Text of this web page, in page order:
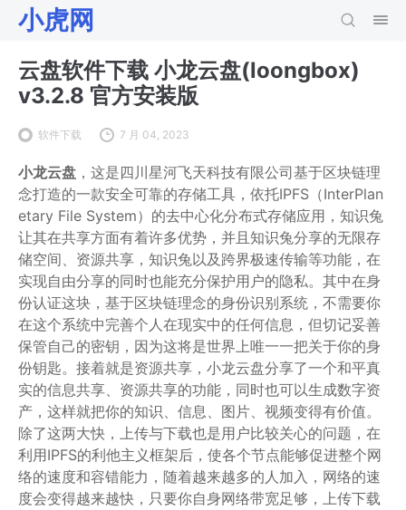
小虎网
云盘软件下载 小龙云盘(loongbox)
v3.2.8 官方安装版
软件下载 7 月 04, 2023
小龙云盘 ，这是四川星河飞天科技有限公司基于区块链理
念打造的一款安全可靠的存储工具，依托IPFS（InterPlan
etary File System）的去中心化分布式存储应用，知识兔
让其在共享方面有着许多优势，并且知识兔分享的无限存
储空间、资源共享，知识兔以及跨界极速传输等功能，在
实现自由分享的同时也能充分保护用户的隐私。其中在身
份认证这块，基于区块链理念的身份识别系统，不需要你
在这个系统中完善个人在现实中的任何信息，但切记妥善
保管自己的密钥，因为这将是世界上唯一一把关于你的身
份钥匙。接着就是资源共享，小龙云盘分享了一个和平真
实的信息共享、资源共享的功能，同时也可以生成数字资
产，这样就把你的知识、信息、图片、视频变得有价值。
除了这两大快，上传与下载也是用户比较关心的问题，在
利用IPFS的利他主义框架后，使各个节点能够促进整个网
络的速度和容错能力，随着越来越多的人加入，网络的速
度会变得越来越快，只要你自身网络带宽足够，上传下载